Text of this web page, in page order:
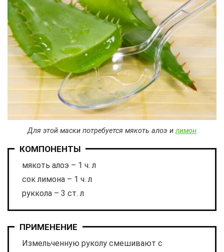
Для этой маски потребуется мякоть алоэ илимон
КОМПОНЕНТЫ
мякоть алоэ – 1 ч. л
сок лимона – 1 ч. л
руккола – 3 ст. л
ПРИМЕНЕНИЕ
Измельченную руколу смешивают с